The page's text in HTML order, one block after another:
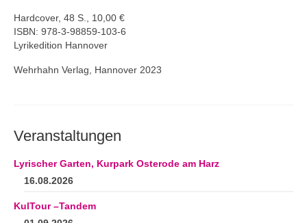
Hardcover, 48 S., 10,00 €
ISBN: 978-3-98859-103-6
Lyrikedition Hannover
Wehrhahn Verlag, Hannover 2023
Veranstaltungen
Lyrischer Garten, Kurpark Osterode am Harz
16.08.2026
KulTour –Tandem